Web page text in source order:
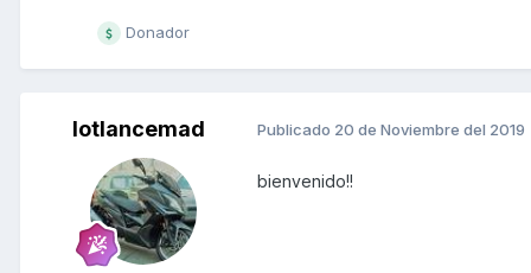
Donador
lotlancemad Publicado 20 de Noviembre del 2019
bienvenido!!